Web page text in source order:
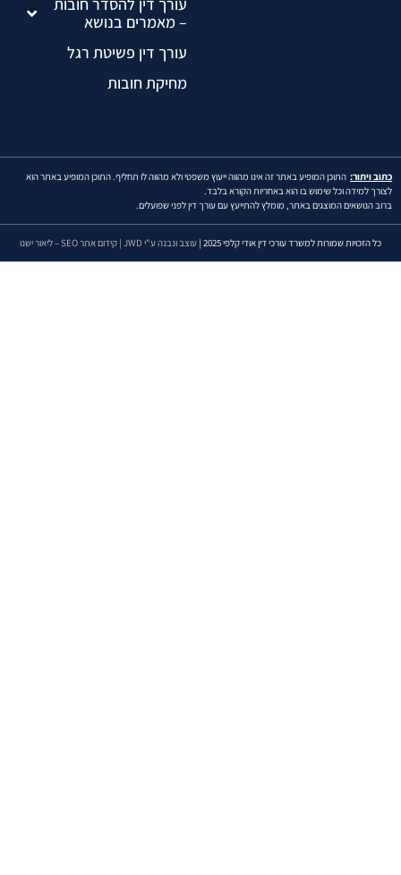
– מאמרים בנושא
עורך דין פשיטת רגל
מחיקת חובות
ויתור:התוכן המופיע באתר זה אינו מהווה ייעוץ משפטי ולא מהווה לו תחליף. התוכן המופיע באתר הוא
למידה וכל שימוש בו הוא באחריות הקורא בלבד.
הנושאים המוצגים באתר, מומלץ להתייעץ עם עורך דין לפני שפועלים.
כל הזכויות שמורות למשרד עורכי דין אודי קלפי 2025 | עוצב ונבנה ע"י JWD | קידום אתר SEO – ליאור ישנו